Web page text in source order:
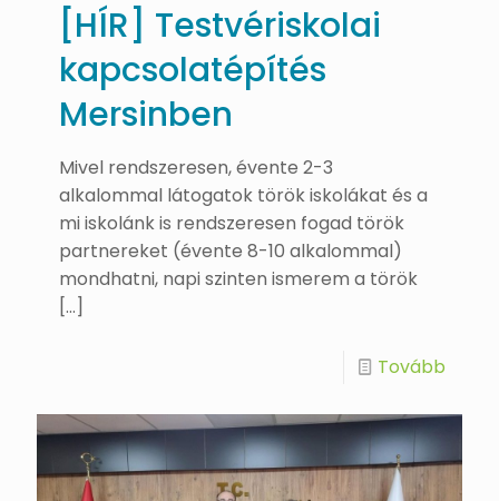
[HÍR] Testvériskolai
kapcsolatépítés
Mersinben
Mivel rendszeresen, évente 2-3
alkalommal látogatok török iskolákat és a
mi iskolánk is rendszeresen fogad török
partnereket (évente 8-10 alkalommal)
mondhatni, napi szinten ismerem a török
[…]
Tovább